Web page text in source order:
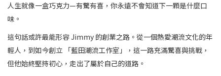
人生就像一盒巧克力—有驚有喜，你永遠不會知道下一顆是什麼口
味。
這句話或許最能形容 Jimmy 的創業之路。從一個熱愛潮流文化的年
輕人，到如今創立 「藍田潮流工作室」，這一路充滿驚喜與挑戰，
但他始終堅持初心，走出了屬於自己的道路。